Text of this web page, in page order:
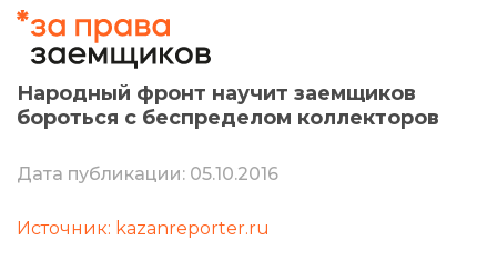
Народный фронт научит заемщиков
бороться с беспределом коллекторов
Дата публикации: 05.10.2016
Источник: kazanreporter.ru